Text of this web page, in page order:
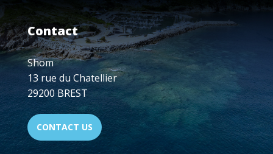
Contact
Shom
13 rue du Chatellier
29200 BREST
CONTACT US